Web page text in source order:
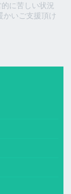
に苦しい状況
かいご支援頂け